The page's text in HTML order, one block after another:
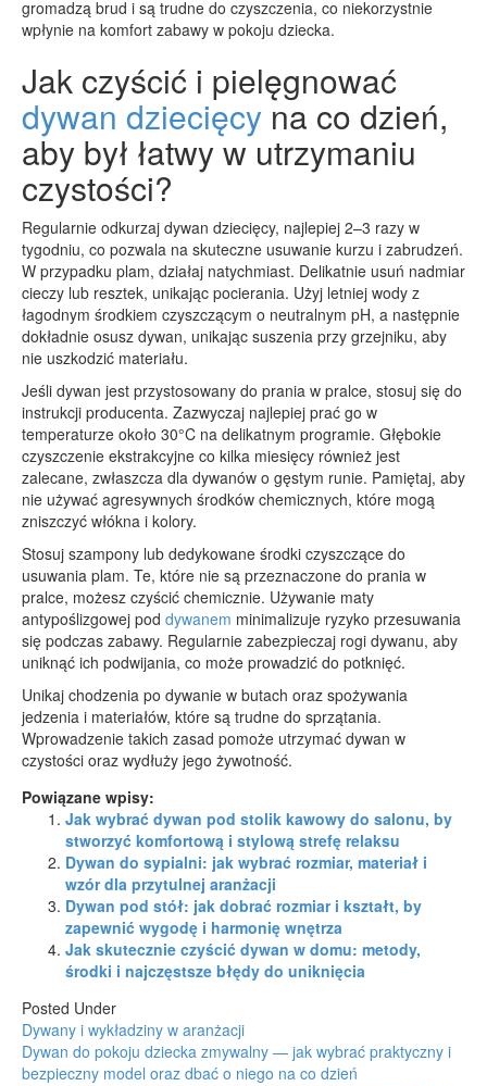
gromadzą brud i są trudne do czyszczenia, co niekorzystnie
wpłynie na komfort zabawy w pokoju dziecka.
Jak czyścić i pielęgnować
dywan dziecięcy na co dzień,
aby był łatwy w utrzymaniu
czystości?
Regularnie odkurzaj dywan dziecięcy, najlepiej 2–3 razy w
tygodniu, co pozwala na skuteczne usuwanie kurzu i zabrudzeń.
W przypadku plam, działaj natychmiast. Delikatnie usuń nadmiar
cieczy lub resztek, unikając pocierania. Użyj letniej wody z
łagodnym środkiem czyszczącym o neutralnym pH, a następnie
dokładnie osusz dywan, unikając suszenia przy grzejniku, aby
nie uszkodzić materiału.
Jeśli dywan jest przystosowany do prania w pralce, stosuj się do
instrukcji producenta. Zazwyczaj najlepiej prać go w
temperaturze około 30°C na delikatnym programie. Głębokie
czyszczenie ekstrakcyjne co kilka miesięcy również jest
zalecane, zwłaszcza dla dywanów o gęstym runie. Pamiętaj, aby
nie używać agresywnych środków chemicznych, które mogą
zniszczyć włókna i kolory.
Stosuj szampony lub dedykowane środki czyszczące do
usuwania plam. Te, które nie są przeznaczone do prania w
pralce, możesz czyścić chemicznie. Używanie maty
antypoślizgowej pod dywanem minimalizuje ryzyko przesuwania
się podczas zabawy. Regularnie zabezpieczaj rogi dywanu, aby
uniknąć ich podwijania, co może prowadzić do potknięć.
Unikaj chodzenia po dywanie w butach oraz spożywania
jedzenia i materiałów, które są trudne do sprzątania.
Wprowadzenie takich zasad pomoże utrzymać dywan w
czystości oraz wydłuży jego żywotność.
Powiązane wpisy:
Jak wybrać dywan pod stolik kawowy do salonu, by
stworzyć komfortową i stylową strefę relaksu
Dywan do sypialni: jak wybrać rozmiar, materiał i
wzór dla przytulnej aranżacji
Dywan pod stół: jak dobrać rozmiar i kształt, by
zapewnić wygodę i harmonię wnętrza
Jak skutecznie czyścić dywan w domu: metody,
środki i najczęstsze błędy do uniknięcia
Posted Under
Dywany i wykładziny w aranżacji
Post
Dywan do pokoju dziecka zmywalny — jak wybrać praktyczny i
bezpieczny model oraz dbać o niego na co dzień